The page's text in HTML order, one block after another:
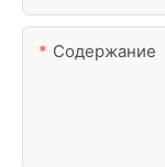
Содержание